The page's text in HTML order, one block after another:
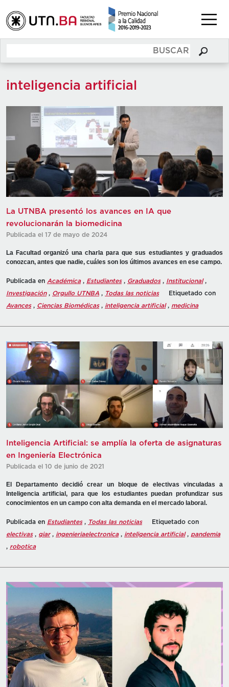
inteligencia artificial
La UTNBA presentó los avances en IA que
revolucionarán la biomedicina
Publicada el 17 de mayo de 2024
La Facultad organizó una charla para que sus estudiantes y graduados
conozcan, antes que nadie, cuáles son los últimos avances en ese campo.
Publicada en Académica, Estudiantes, Graduados, Institucional,
Investigación, Orgullo UTNBA , Todas las noticias
Etiquetado con
Avances, Ciencias Biomédicas, inteligencia artificial, medicina
Inteligencia Artificial: se amplía la oferta de asignaturas
en Ingeniería Electrónica
Publicada el 10 de junio de 2021
El Departamento decidió crear un bloque de electivas vinculadas a
Inteligencia artificial, para que los estudiantes puedan profundizar sus
conocimientos en un campo con alta demanda en el mercado laboral.
Publicada en Estudiantes, Todas las noticias
Etiquetado con
electivas, giar, ingenieriaelectronica, inteligencia artificial, pandemia
, robotica